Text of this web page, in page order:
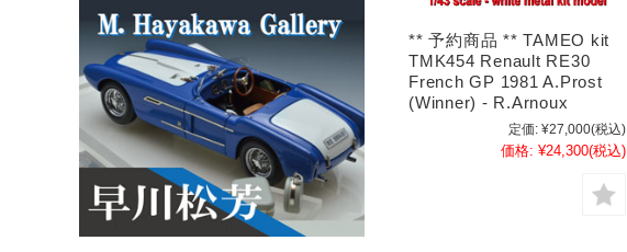
** 予約商品 ** TAMEO kit
TMK454 Renault RE30
French GP 1981 A.Prost
(Winner) - R.Arnoux
定価: ¥27,000(税込)
価格: ¥24,300(税込)